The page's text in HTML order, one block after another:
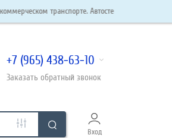
транспорте. Автостекла в наличии и под
+7 (965) 438-63-10
Заказать обратный звонок
Вход